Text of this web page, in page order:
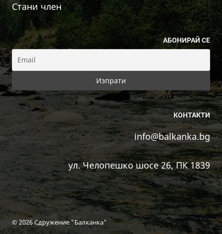
Стани член
АБОНИРАЙ СЕ
КОНТАКТИ
info@balkanka.bg
ул. Челопешко шосе 26, ПК 1839
© 2026 Сдружение "Балканка"